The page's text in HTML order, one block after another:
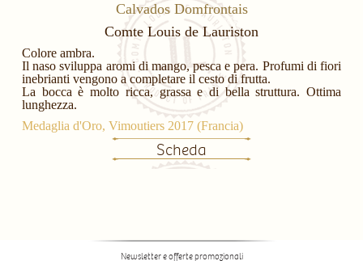
Calvados Domfrontais
Comte Louis de Lauriston
Colore ambra.
Il naso sviluppa aromi di mango, pesca e pera. Profumi di fiori
inebrianti vengono a completare il cesto di frutta.
La bocca è molto ricca, grassa e di bella struttura. Ottima
lunghezza.
Medaglia d'Oro, Vimoutiers 2017 (Francia)
Scheda
Newsletter e offerte promozionali